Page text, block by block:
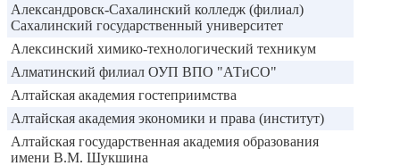
Александровск-Сахалинский колледж (филиал)
Сахалинский государственный университет
Алексинский химико-технологический техникум
Алматинский филиал ОУП ВПО "АТиСО"
Алтайская академия гостеприимства
Алтайская академия экономики и права (институт)
Алтайская государственная академия образования
имени В.М. Шукшина